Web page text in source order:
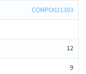
COMPO021393
12
9